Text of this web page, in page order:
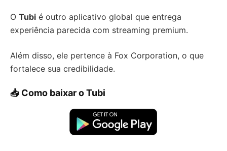
O Tubi é outro aplicativo global que entrega
experiência parecida com streaming premium.
Além disso, ele pertence à Fox Corporation, o que
fortalece sua credibilidade.
📥 Como baixar o Tubi